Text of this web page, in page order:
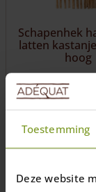
Toestemming
Deze website
op
de
Schapenhek
latten
hoog
3 m scherm
halfronde
handomdraai
muur